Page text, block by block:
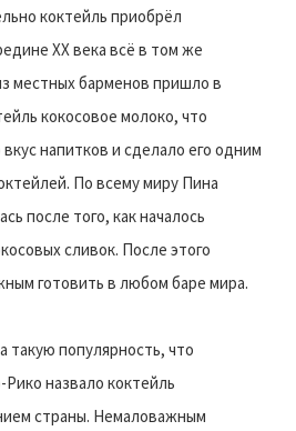
коктейль приобрёл
XX века всё в том же
местных барменов пришло в
кокосовое молоко, что
напитков и сделало его одним
По всему миру Пина
после того, как началось
сливок. После этого
готовить в любом баре мира.
такую популярность, что
назвало коктейль
страны. Немаловажным